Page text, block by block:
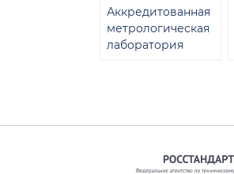
Аккредитованная
метрологическая
лаборатория